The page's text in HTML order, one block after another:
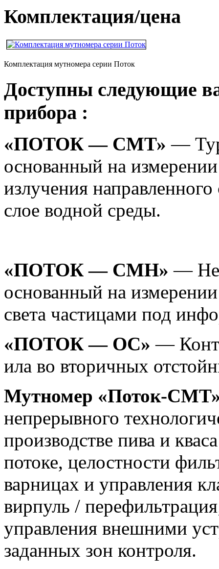
Комплектация/цена
Комплектация мутномера серии Поток
Доступны следующие
прибора :
«ПОТОК — СМТ» —
основанный на
излучения
слое водной среды.
«ПОТОК — СМН» —
основанный на
света частицами под
«ПОТОК — ОС» —
ила во вторичных
Мутномер «Поток-
непрерывного
производстве пива и
потоке, целостности
варницах и управления
вирпуль /
управления внешними
заданных зон контроля.